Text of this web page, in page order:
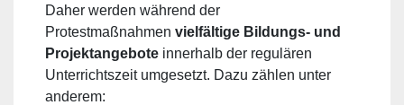
Daher werden während der
Protestmaßnahmen vielfältige Bildungs- und
Projektangebote innerhalb der regulären
Unterrichtszeit umgesetzt. Dazu zählen unter
anderem: